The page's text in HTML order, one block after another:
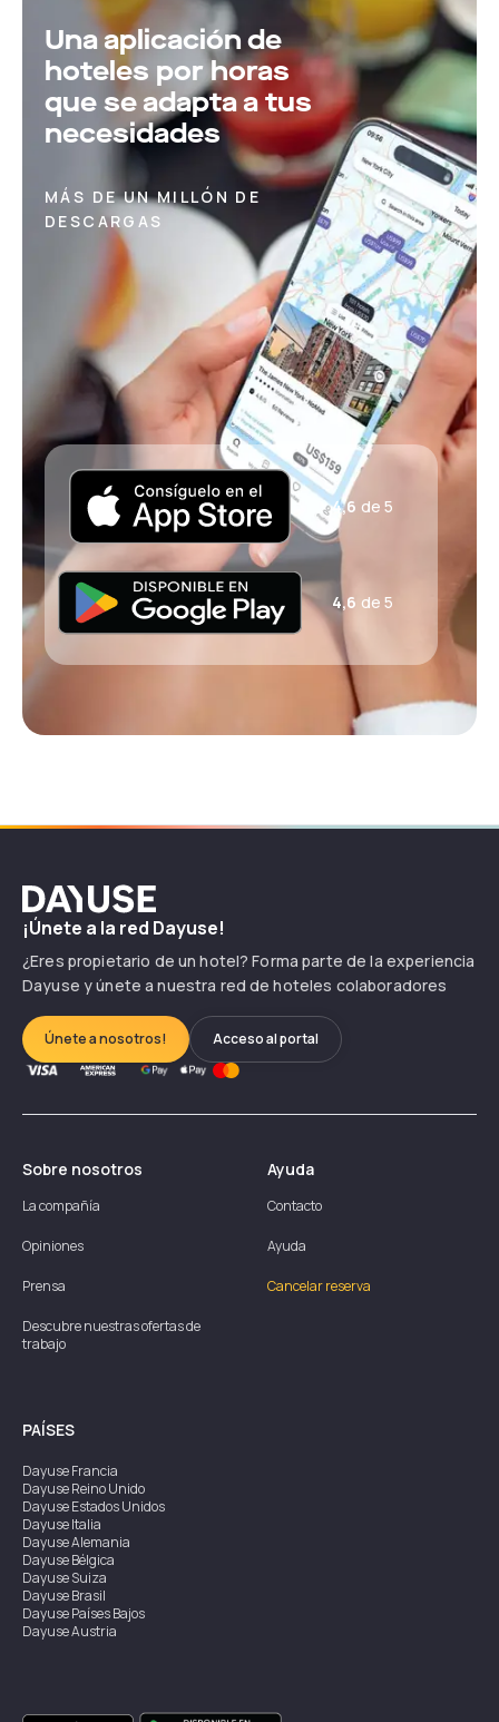
Una aplicación de
hoteles por horas
que se adapta a tus
necesidades
MÁS DE UN MILLÓN DE
DESCARGAS
4,6 de 5
4,6 de 5
Dayuse
¡Únete a la red Dayuse!
¿Eres propietario de un hotel? Forma parte de la experiencia
Dayuse y únete a nuestra red de hoteles colaboradores
Únete a nosotros! Acceso al portal
Sobre nosotros
La compañía
Opiniones
Prensa
Descubre nuestras ofertas de
trabajo
Ayuda
Contacto
Ayuda
Cancelar reserva
PAÍSES
DayuseFrancia
DayuseReino Unido
DayuseEstados Unidos
DayuseItalia
DayuseAlemania
DayuseBélgica
DayuseSuiza
DayuseBrasil
DayusePaíses Bajos
DayuseAustria